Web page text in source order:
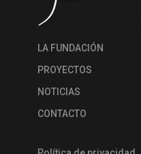
LA FUNDACIÓN
PROYECTOS
NOTICIAS
CONTACTO